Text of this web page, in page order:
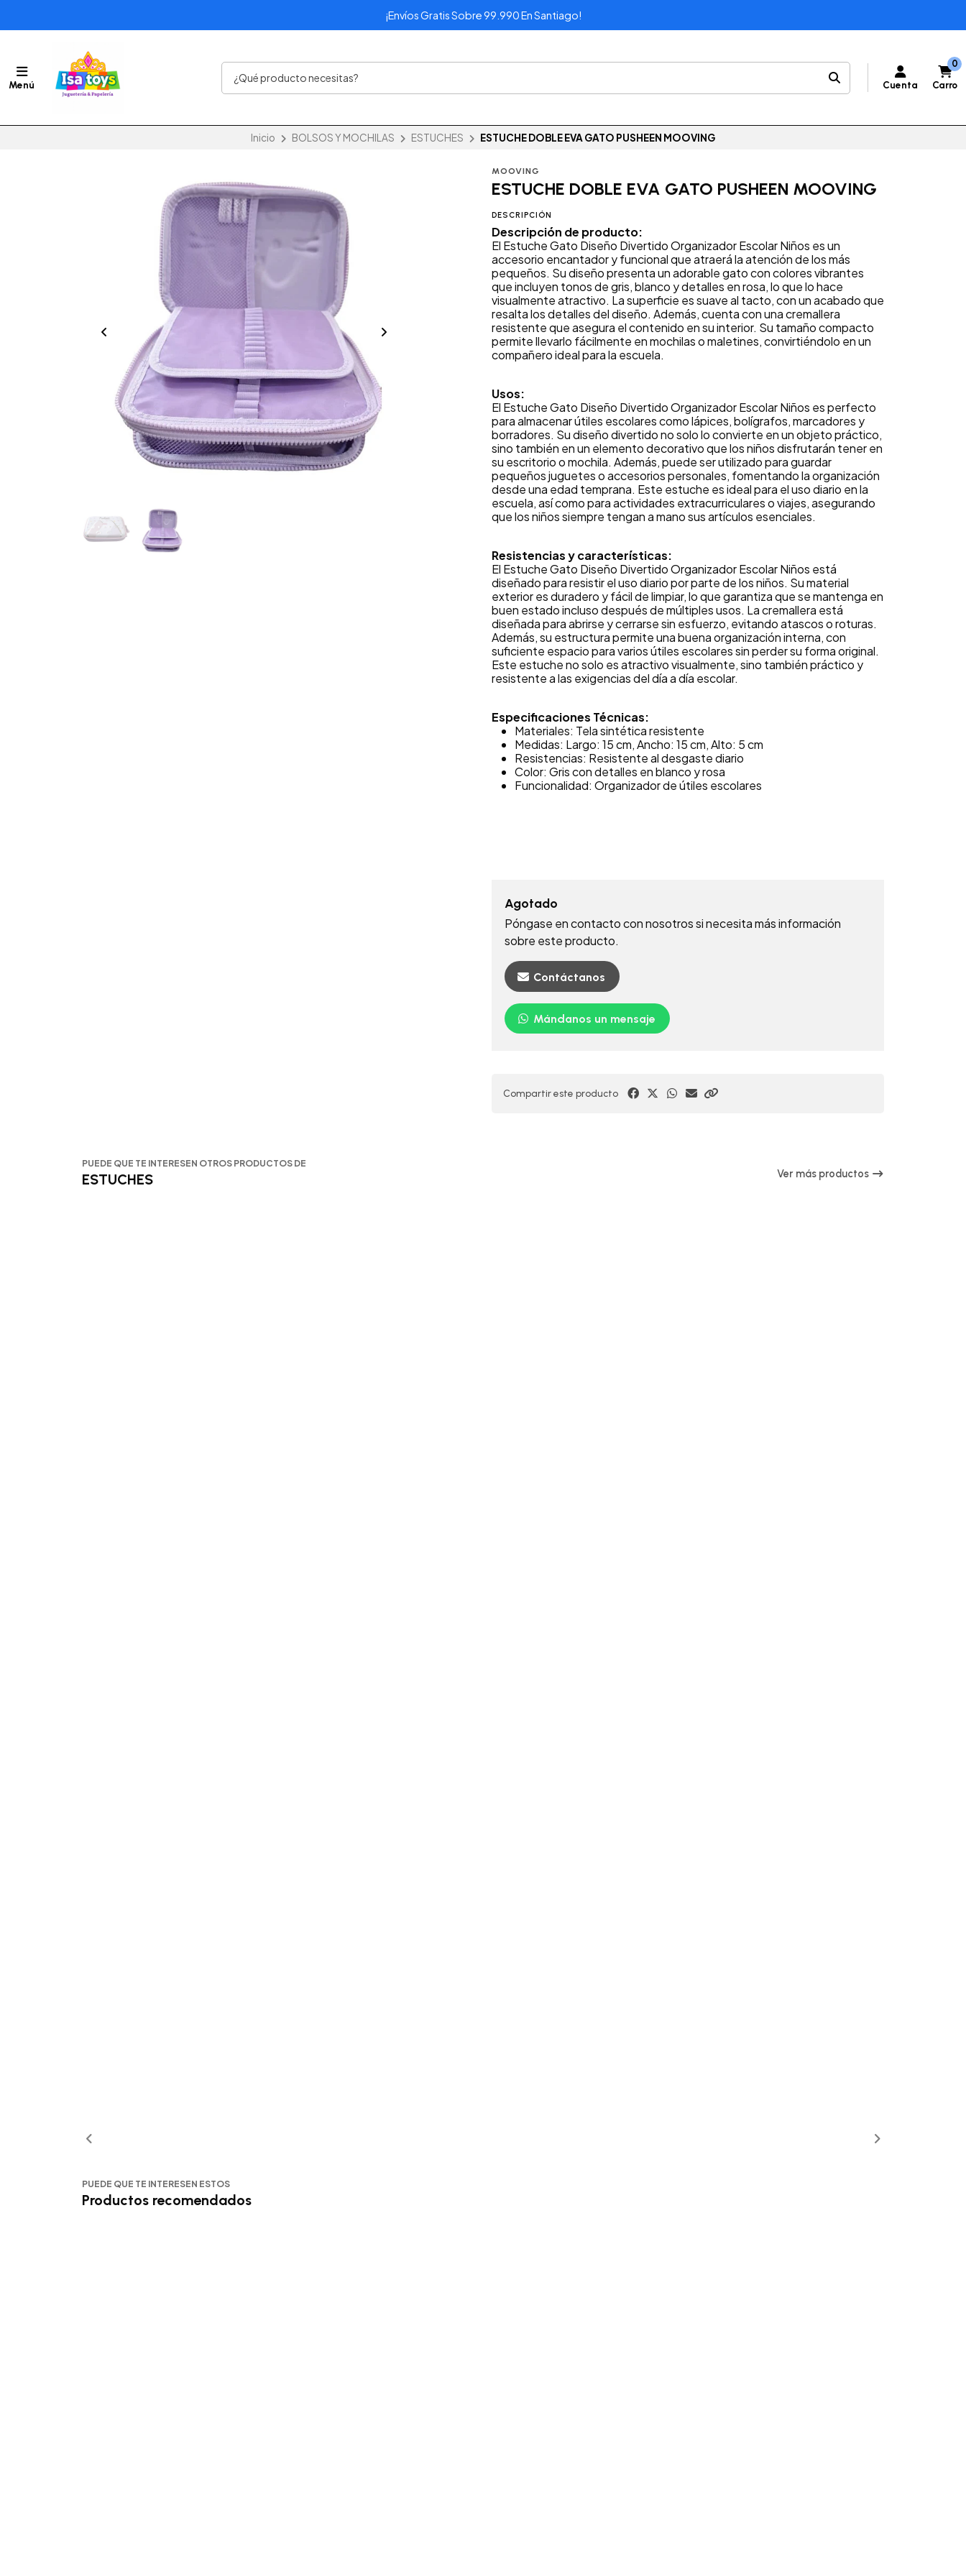
¡Envíos Gratis Sobre 99.990 En Santiago!
Menú Cuenta
0
Carro
Inicio BOLSOS Y MOCHILAS ESTUCHES ESTUCHE DOBLE EVA GATO PUSHEEN MOOVING
MOOVING
ESTUCHE DOBLE EVA GATO PUSHEEN MOOVING
DESCRIPCIÓN
Descripción de producto:
El Estuche Gato Diseño Divertido Organizador Escolar Niños es un
accesorio encantador y funcional que atraerá la atención de los más
pequeños. Su diseño presenta un adorable gato con colores vibrantes
que incluyen tonos de gris, blanco y detalles en rosa, lo que lo hace
visualmente atractivo. La superficie es suave al tacto, con un acabado que
resalta los detalles del diseño. Además, cuenta con una cremallera
resistente que asegura el contenido en su interior. Su tamaño compacto
permite llevarlo fácilmente en mochilas o maletines, convirtiéndolo en un
compañero ideal para la escuela.
Usos:
El Estuche Gato Diseño Divertido Organizador Escolar Niños es perfecto
para almacenar útiles escolares como lápices, bolígrafos, marcadores y
borradores. Su diseño divertido no solo lo convierte en un objeto práctico,
sino también en un elemento decorativo que los niños disfrutarán tener en
su escritorio o mochila. Además, puede ser utilizado para guardar
pequeños juguetes o accesorios personales, fomentando la organización
desde una edad temprana. Este estuche es ideal para el uso diario en la
escuela, así como para actividades extracurriculares o viajes, asegurando
que los niños siempre tengan a mano sus artículos esenciales.
Resistencias y características:
El Estuche Gato Diseño Divertido Organizador Escolar Niños está
diseñado para resistir el uso diario por parte de los niños. Su material
exterior es duradero y fácil de limpiar, lo que garantiza que se mantenga en
buen estado incluso después de múltiples usos. La cremallera está
diseñada para abrirse y cerrarse sin esfuerzo, evitando atascos o roturas.
Además, su estructura permite una buena organización interna, con
suficiente espacio para varios útiles escolares sin perder su forma original.
Este estuche no solo es atractivo visualmente, sino también práctico y
resistente a las exigencias del día a día escolar.
Especificaciones Técnicas:
Materiales: Tela sintética resistente
Medidas: Largo: 15 cm, Ancho: 15 cm, Alto: 5 cm
Resistencias: Resistente al desgaste diario
Color: Gris con detalles en blanco y rosa
Funcionalidad: Organizador de útiles escolares
Agotado
Póngase en contacto con nosotros si necesita más información
sobre este producto.
Contáctanos
Mándanos un mensaje
Compartir este producto
PUEDE QUE TE INTERESEN OTROS PRODUCTOS DE
ESTUCHES Ver más productos
PUEDE QUE TE INTERESEN ESTOS
Productos recomendados